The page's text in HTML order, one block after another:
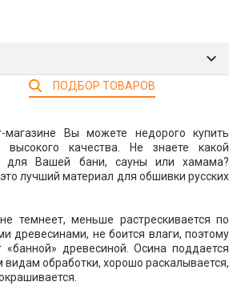
ПОДБОР ТОВАРОВ
магазине Вы можете недорого купить
качества. Не знаете какой
для Вашей бани, сауны или хамама?
лучший материал для обшивки русских
темнеет, меньше растрескивается по
древесинами, не боится влаги, поэтому
древесиной. Осина поддается
видам обработки, хорошо раскалывается,